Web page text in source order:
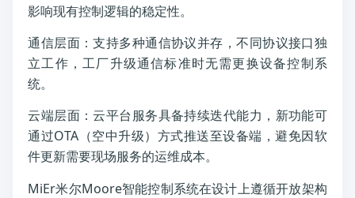
影响现有控制逻辑的稳定性。
通信层面：支持多种通信协议并存，不同协议接口独
立工作，工厂升级通信标准时无需更换设备控制系
统。
云端层面：云平台服务具备持续迭代能力，新功能可
通过OTA（空中升级）方式推送至设备端，避免因软
件更新需要现场服务的运维成本。
MiEr米尔Moore智能控制系统在设计上遵循开放架构